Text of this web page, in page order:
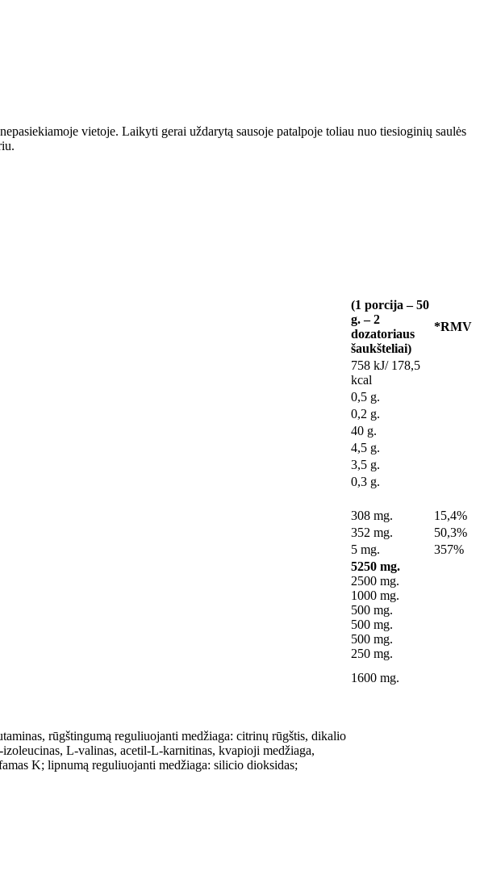
vietoje. Laikyti gerai uždarytą sausoje patalpoje toliau nuo tiesioginių saulės
(1 porcija – 50
g. – 2
dozatoriaus
šaukšteliai)
*RMV
758 kJ/ 178,5
kcal
0,5 g.
0,2 g.
40 g.
4,5 g.
3,5 g.
0,3 g.
308 mg.
15,4%
352 mg.
50,3%
5 mg.
357%
5250 mg.
2500 mg.
1000 mg.
500 mg.
500 mg.
500 mg.
250 mg.
1600 mg.
rūgštingumą reguliuojanti medžiaga: citrinų rūgštis, dikalio
L-valinas, acetil-L-karnitinas, kvapioji medžiaga,
K; lipnumą reguliuojanti medžiaga: silicio dioksidas;